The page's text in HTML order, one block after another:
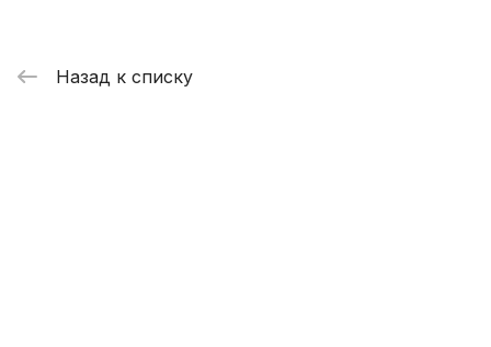
Назад к списку